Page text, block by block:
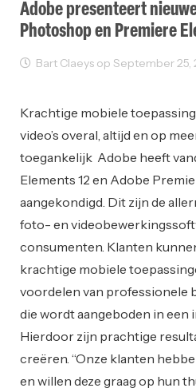
Adobe presenteert
Photoshop en Premiere
Bart Claeys op September 25,
Krachtige mobiele
video’s overal, altijd en op
toegankelijk Adobe heeft
Elements 12 en Adobe
aangekondigd. Dit zijn de
foto- en
consumenten. Klanten
krachtige mobiele
voordelen van professionele
die wordt aangeboden in een
Hierdoor zijn prachtige
creëren. “Onze klanten
en willen deze graag op hun